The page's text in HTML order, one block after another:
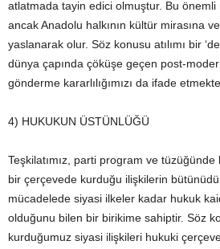
atlatmada tayin edici olmuştur. Bu önemli
ancak Anadolu halkının kültür mirasına
yaslanarak olur. Söz konusu atılımı bir
dünya çapında çöküşe geçen post-
gönderme kararlılığımızı da ifade
4) HUKUKUN ÜSTÜNLÜĞÜ
Teşkilatımız, parti program ve
bir çerçevede kurduğu ilişkilerin
mücadelede siyasi ilkeler kadar hukuk
olduğunu bilen bir birikime sahiptir. Söz
kurduğumuz siyasi ilişkileri hukuki